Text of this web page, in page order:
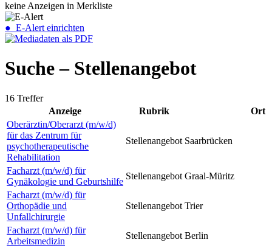
keine Anzeigen in Merkliste
● E-Alert einrichten
Suche – Stellenangebot
16 Treffer
Anzeige
Rubrik
Ort
Oberärztin/Oberarzt (m/w/d)
für das Zentrum für
psychotherapeutische
Rehabilitation
Stellenangebot Saarbrücken
Facharzt (m/w/d) für
Gynäkologie und Geburtshilfe
Stellenangebot Graal-Müritz
Facharzt (m/w/d) für
Orthopädie und
Unfallchirurgie
Stellenangebot Trier
Facharzt (m/w/d) für
Arbeitsmedizin
Stellenangebot Berlin